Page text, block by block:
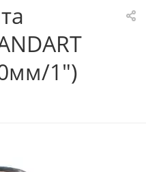
1")